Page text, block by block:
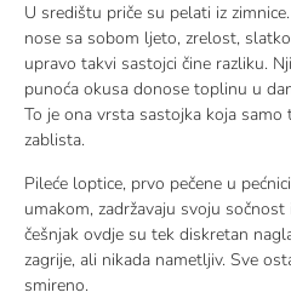
U središtu priče su pelati iz
nose sa sobom ljeto, zrelost,
upravo takvi sastojci čine razliku.
punoća okusa donose toplinu u
To je ona vrsta sastojka koja
zablista.
Pileće loptice, prvo pečene u
umakom, zadržavaju svoju
češnjak ovdje su tek diskretan
zagrije, ali nikada nametljiv. Sve
smireno.